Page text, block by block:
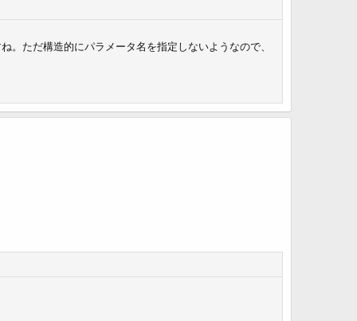
ただ構造的にパラメータ名を指定しないようなので、